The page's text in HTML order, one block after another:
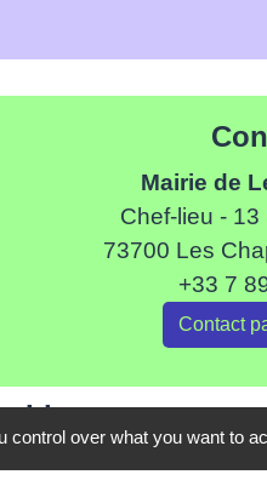
Mairie de
Chef-lieu -
73700 Les
+33 7
Contact
Liens
control over what you want to